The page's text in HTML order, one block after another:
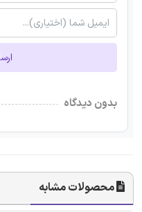
بدون دیدگاه
محصولات مشابه